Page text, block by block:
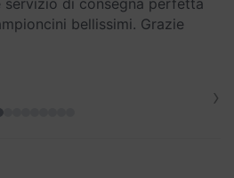
di consegna perfetta
bellissimi. Grazie
›